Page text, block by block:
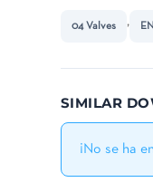
04 Valves ,
SIMILAR
¡No se ha